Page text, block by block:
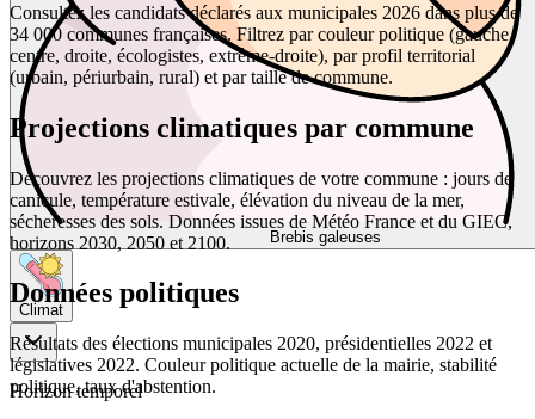
Brebis galeuses
Climat
Horizon temporel
Consultez les candidats déclarés aux municipales 2026 dans plus de
34 000 communes françaises. Filtrez par couleur politique (gauche,
centre, droite, écologistes, extrême-droite), par profil territorial
(urbain, périurbain, rural) et par taille de commune.
Projections climatiques par commune
Découvrez les projections climatiques de votre commune : jours de
canicule, température estivale, élévation du niveau de la mer,
sécheresses des sols. Données issues de Météo France et du GIEC,
horizons 2030, 2050 et 2100.
Données politiques
Résultats des élections municipales 2020, présidentielles 2022 et
législatives 2022. Couleur politique actuelle de la mairie, stabilité
politique, taux d'abstention.